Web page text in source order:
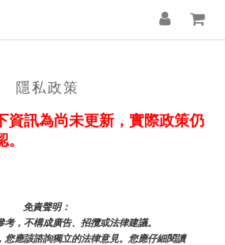
隱私政策
資訊為尚未更新，實際政策仍
免責聲明：
考，不構成廣告、招攬或法律建議。
您應該諮詢獨立的法律意見。您應仔細閱讀